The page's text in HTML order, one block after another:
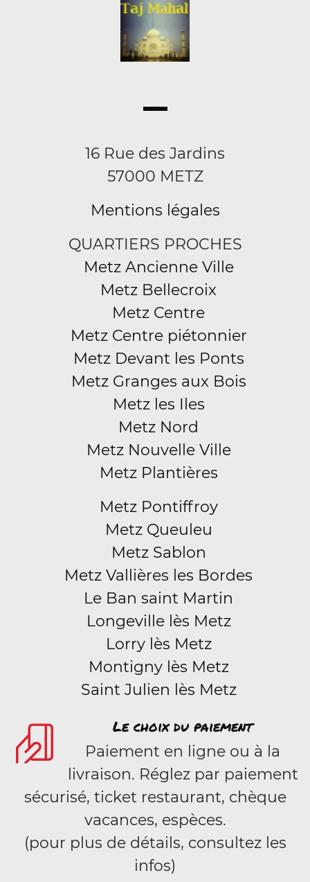
16 Rue des Jardins
57000 METZ
Mentions légales
QUARTIERS PROCHES
Metz Ancienne Ville
Metz Bellecroix
Metz Centre
Metz Centre piétonnier
Metz Devant les Ponts
Metz Granges aux Bois
Metz les Iles
Metz Nord
Metz Nouvelle Ville
Metz Plantières
Metz Pontiffroy
Metz Queuleu
Metz Sablon
Metz Vallières les Bordes
Le Ban saint Martin
Longeville lès Metz
Lorry lès Metz
Montigny lès Metz
Saint Julien lès Metz
Le choix du paiement
Paiement en ligne ou à la
livraison. Réglez par paiement
sécurisé, ticket restaurant, chèque
vacances, espèces.
(pour plus de détails, consultez les
infos)